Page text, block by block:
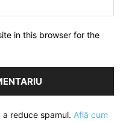
in this browser for the
reduce spamul. Află cum